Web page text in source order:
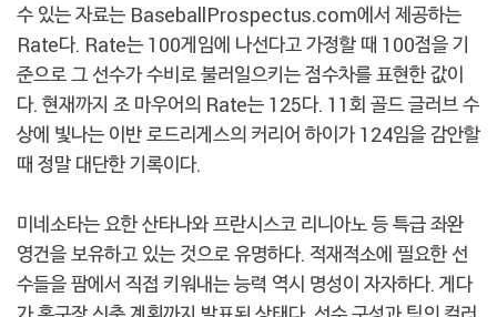
수 있는 자료는 BaseballProspectus.com에서 제공하는
Rate다. Rate는 100게임에 나선다고 가정할 때 100점을 기
준으로 그 선수가 수비로 불러일으키는 점수차를 표현한 값이
다. 현재까지 조 마우어의 Rate는 125다. 11회 골드 글러브 수
상에 빛나는 이반 로드리게스의 커리어 하이가 124임을 감안할
때 정말 대단한 기록이다.
미네소타는 요한 산타나와 프란시스코 리니아노 등 특급 좌완
영건을 보유하고 있는 것으로 유명하다. 적재적소에 필요한 선
수들을 팜에서 직접 키워내는 능력 역시 명성이 자자하다. 게다